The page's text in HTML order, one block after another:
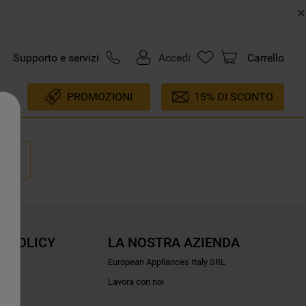
Supporto e servizi Accedi Carrello
PROMOZIONI 15% DI SCONTO
POLICY LA NOSTRA AZIENDA
European Appliances Italy SRL
Lavora con noi